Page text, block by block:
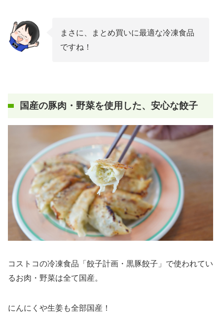
まさに、まとめ買いに最適な冷凍食品
ですね！
国産の豚肉・野菜を使用した、安心な餃子
コストコの冷凍食品「餃子計画・黒豚餃子」で使われてい
るお肉・野菜は全て国産。
にんにくや生姜も全部国産！